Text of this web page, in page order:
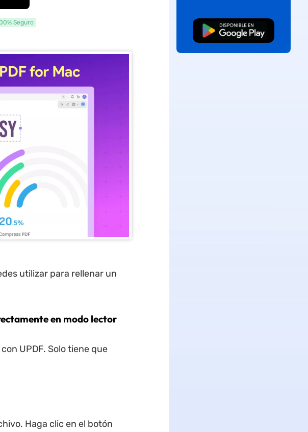
Seguro
utilizar para rellenar un
en modo lector
UPDF. Solo tiene que
Haga clic en el botón
Descarga Gratuita